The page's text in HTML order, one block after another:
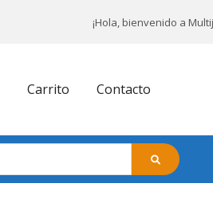
¡Hola, bienvenido a
Carrito Contacto